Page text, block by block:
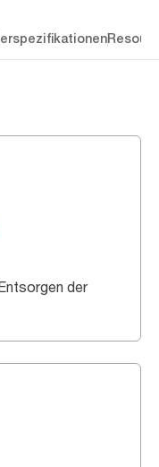
der